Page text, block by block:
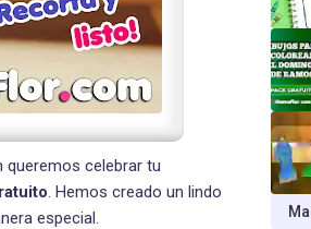
celebrar tu
. Hemos creado un lindo
especial.